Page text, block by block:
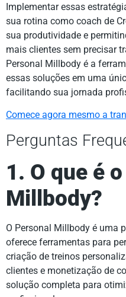
Implementar essas
sua rotina como coach de
sua produtividade e
mais clientes sem precisar
Personal Millbody é a
essas soluções em uma
facilitando sua jornada
Comece agora mesmo a
Perguntas
1. O que é
Millbody?
O Personal Millbody é uma
oferece ferramentas para
criação de treinos
clientes e monetização de
solução completa para